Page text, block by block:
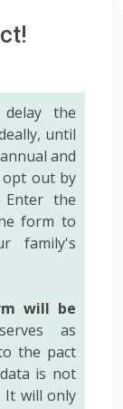
the
until
and
opt out by
Enter the
form to
family's
will be
as
the pact
is not
It will only